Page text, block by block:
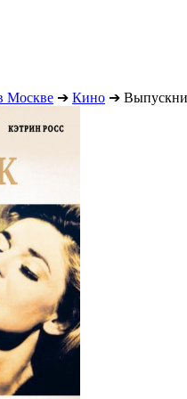
Москве ➔ Кино ➔